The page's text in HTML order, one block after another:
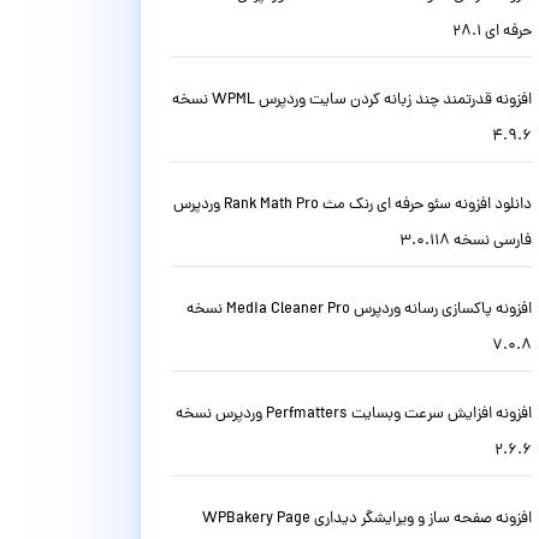
حرفه ای 28.1
افزونه قدرتمند چند زبانه کردن سایت وردپرس WPML نسخه
4.9.6
دانلود افزونه سئو حرفه ای رنک مث Rank Math Pro وردپرس
فارسی نسخه 3.0.118
افزونه پاکسازی رسانه وردپرس Media Cleaner Pro نسخه
7.0.8
افزونه افزایش سرعت وبسایت Perfmatters وردپرس نسخه
2.6.6
افزونه صفحه ساز و ویرایشگر دیداری WPBakery Page